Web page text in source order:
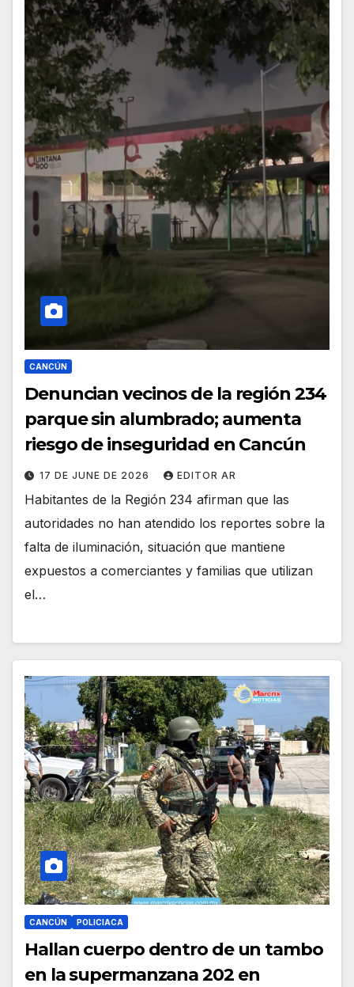
CANCÚN
Denuncian vecinos de la región 234
parque sin alumbrado; aumenta
riesgo de inseguridad en Cancún
17 DE JUNE DE 2026 EDITOR AR
Habitantes de la Región 234 afirman que las
autoridades no han atendido los reportes sobre la
falta de iluminación, situación que mantiene
expuestos a comerciantes y familias que utilizan
el…
CANCÚN POLICIACA
Hallan cuerpo dentro de un tambo
en la supermanzana 202 en